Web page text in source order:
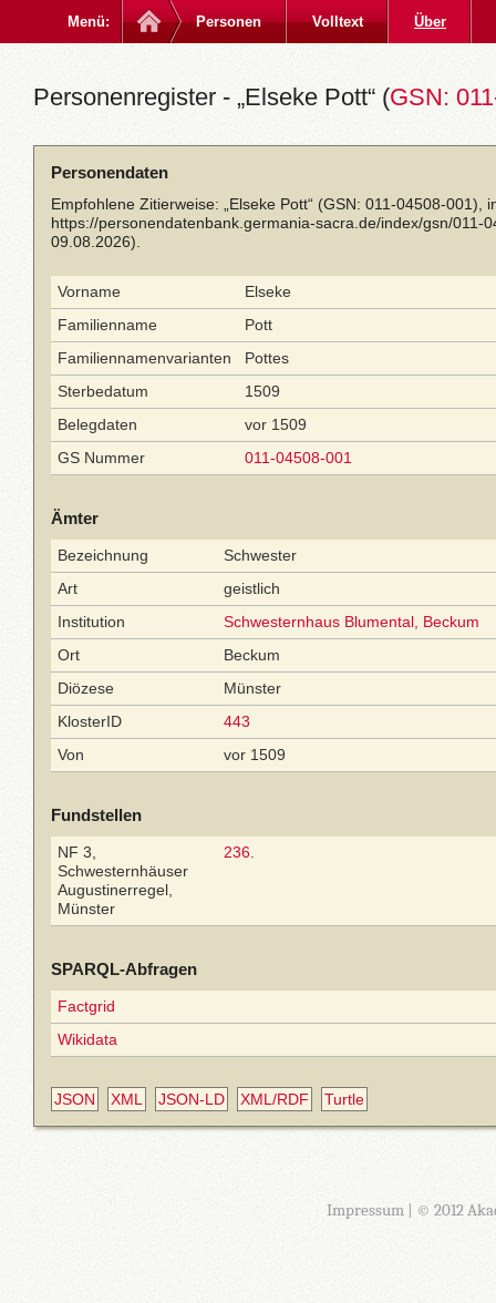
Menü: Personen Volltext Über
Personenregister - „Elseke Pott“ (GSN:
Personendaten
Empfohlene Zitierweise: „Elseke Pott“ (GSN: 011-04508-001),
https://personendatenbank.germania-sacra.de/index/gsn/011-
09.08.2026).
Vorname
Elseke
Familienname
Pott
Familiennamenvarianten
Pottes
Sterbedatum
1509
Belegdaten
vor 1509
GS Nummer
011-04508-001
Ämter
Bezeichnung
Schwester
Art
geistlich
Institution
Schwesternhaus Blumental, Beckum
Ort
Beckum
Diözese
Münster
KlosterID
443
Von
vor 1509
Fundstellen
NF 3,
Schwesternhäuser
Augustinerregel,
Münster
236
SPARQL-Abfragen
Factgrid
Wikidata
JSON XML JSON-LD XML/RDF Turtle
Impressum| © 2012